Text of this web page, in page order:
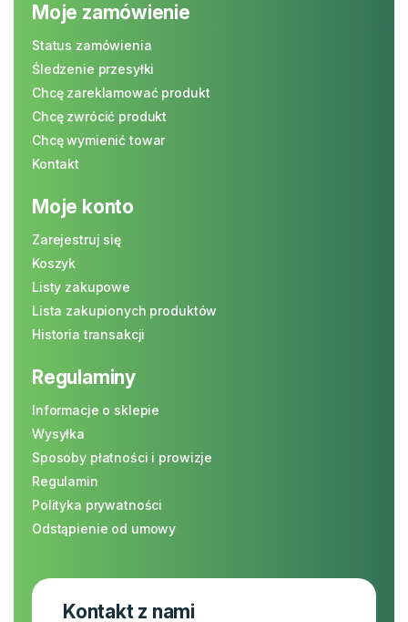
Moje zamówienie
Status zamówienia
Śledzenie przesyłki
Chcę zareklamować produkt
Chcę zwrócić produkt
Chcę wymienić towar
Kontakt
Moje konto
Zarejestruj się
Koszyk
Listy zakupowe
Lista zakupionych produktów
Historia transakcji
Regulaminy
Informacje o sklepie
Wysyłka
Sposoby płatności i prowizje
Regulamin
Polityka prywatności
Odstąpienie od umowy
Kontakt z nami